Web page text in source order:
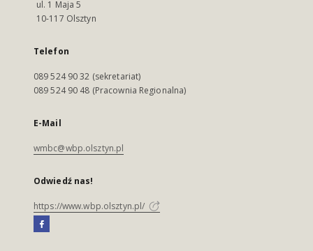
ul. 1 Maja 5
10-117 Olsztyn
Telefon
089 524 90 32 (sekretariat)
089 524 90 48 (Pracownia Regionalna)
E-Mail
wmbc@wbp.olsztyn.pl
Odwiedź nas!
https://www.wbp.olsztyn.pl/